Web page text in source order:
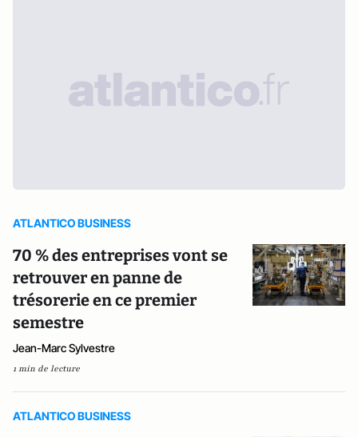
ATLANTICO BUSINESS
70 % des entreprises vont se
retrouver en panne de
trésorerie en ce premier
semestre
Jean-Marc Sylvestre
1 min de lecture
ATLANTICO BUSINESS